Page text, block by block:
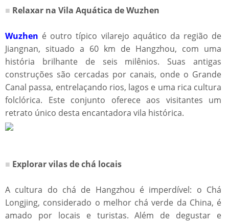
■ Relaxar na Vila Aquática de Wuzhen
Wuzhen é outro típico vilarejo aquático da região de
Jiangnan, situado a 60 km de Hangzhou, com uma
história brilhante de seis milênios. Suas antigas
construções são cercadas por canais, onde o Grande
Canal passa, entrelaçando rios, lagos e uma rica cultura
folclórica. Este conjunto oferece aos visitantes um
retrato único desta encantadora vila histórica.
■ Explorar vilas de chá locais
A cultura do chá de Hangzhou é imperdível: o Chá
Longjing, considerado o melhor chá verde da China, é
amado por locais e turistas. Além de degustar e